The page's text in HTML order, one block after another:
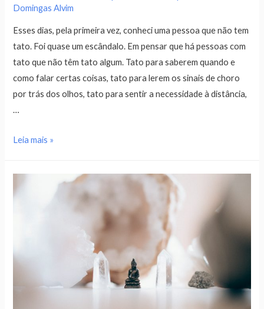
Domingas Alvim
Esses dias, pela primeira vez, conheci uma pessoa que não tem
tato. Foi quase um escândalo. Em pensar que há pessoas com
tato que não têm tato algum. Tato para saberem quando e
como falar certas coisas, tato para lerem os sinais de choro
por trás dos olhos, tato para sentir a necessidade à distância,
…
Leia mais »